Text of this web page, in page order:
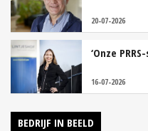
20-07-2026
‘Onze
16-07-2026
BEDRIJF IN BEELD